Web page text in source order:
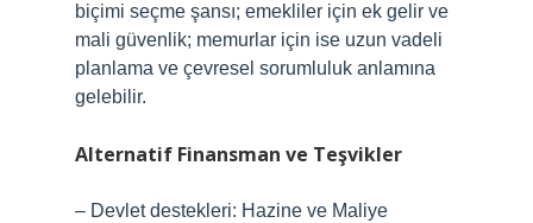
biçimi seçme şansı; emekliler için ek gelir ve
mali güvenlik; memurlar için ise uzun vadeli
planlama ve çevresel sorumluluk anlamına
gelebilir.
Alternatif Finansman ve Teşvikler
– Devlet destekleri: Hazine ve Maliye